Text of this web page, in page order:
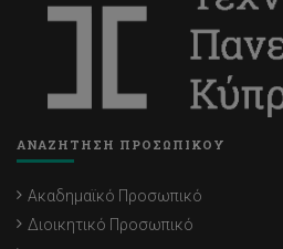
ΑΝΑΖΗΤΗΣΗ ΠΡΟΣΩΠΙΚΟΥ
Ακαδημαϊκό Προσωπικό
Διοικητικό Προσωπικό